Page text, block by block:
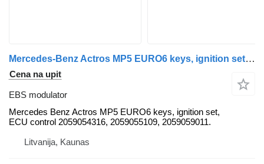
Mercedes-Benz Actros MP5 EURO6 keys, ignition set, ECU control 2059054316, 205 Mercedes EBS modulator za MAN Mercedes Benz Actros MP5 EURO6 keys, ignition set, ECU control 2059054316, 2059055109, 2059059011 tegljača
Cena na upit
EBS modulator
Mercedes Benz Actros MP5 EURO6 keys, ignition set,
ECU control 2059054316, 2059055109, 2059059011.
Litvanija, Kaunas